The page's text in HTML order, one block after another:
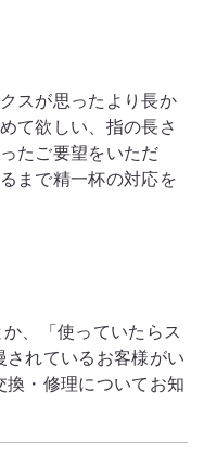
スが思ったより長か
て欲しい、指の長さ
たご要望をいただ
まで精一杯の対応を
、「使っていたらス
されているお客様がい
換・修理についてお知